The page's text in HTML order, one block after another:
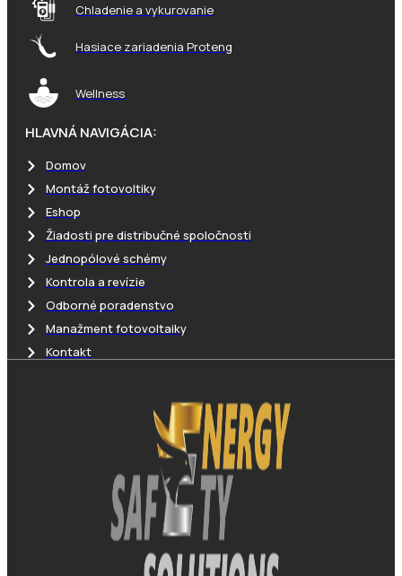
Chladenie a vykurovanie
Hasiace zariadenia Proteng
Wellness
HLAVNÁ NAVIGÁCIA:
Domov
Montáž fotovoltiky
Eshop
Žiadosti pre distribučné spoločnosti
Jednopólové schémy
Kontrola a revízie
Odborné poradenstvo
Manažment fotovoltaiky
Kontakt